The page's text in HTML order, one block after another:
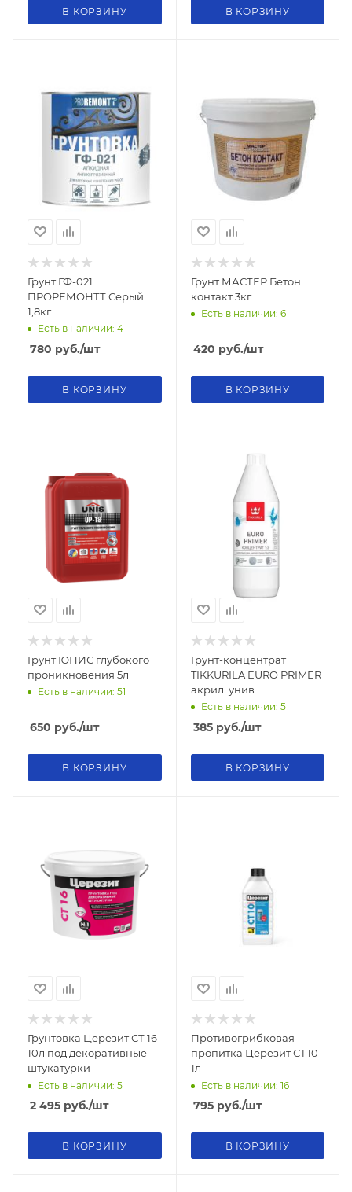
В КОРЗИНУ В КОРЗИНУ
Грунт ГФ-021
ПРОРЕМОНТТ Серый
1,8кг
Есть в наличии: 4
780 руб./шт
В КОРЗИНУ
Грунт МАСТЕР Бетон
контакт 3кг
Есть в наличии: 6
420 руб./шт
В КОРЗИНУ
Грунт ЮНИС глубокого
проникновения 5л
Есть в наличии: 51
650 руб./шт
В КОРЗИНУ
Грунт-концентрат
TIKKURILA EURO PRIMER
акрил. унив.
укрепляющий 0,9л
Есть в наличии: 5
385руб./шт
В КОРЗИНУ
Грунтовка Церезит СТ 16
10л под декоративные
штукатурки
Есть в наличии: 5
2 495 руб./шт
В КОРЗИНУ
Противогрибковая
пропитка Церезит СТ10
1л
Есть в наличии: 16
795руб./шт
В КОРЗИНУ